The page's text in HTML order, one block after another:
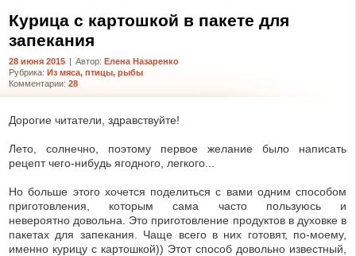
кабачков: по-
Курица с картошкой в пакете для
запекания
28 июня 2015 | Автор: Елена Назаренко
Рубрика: Из мяса, птицы, рыбы
Комментарии: 28
Дорогие читатели, здравствуйте!
Лето, солнечно, поэтому первое желание было написать
рецепт чего-нибудь ягодного, легкого...
Но больше этого хочется поделиться с вами одним способом
приготовления, которым сама часто пользуюсь и
невероятно довольна. Это приготовление продуктов в духовке в
пакетах для запекания. Чаще всего в них готовят, по-моему,
именно курицу с картошкой)) Этот способ довольно известный,